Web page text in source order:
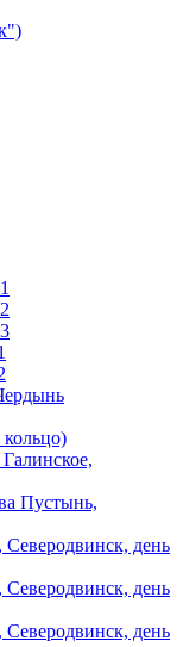
Пустынь,
Северодвинск, день
Северодвинск, день
Северодвинск, день